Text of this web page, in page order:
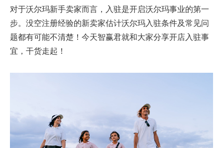
对于沃尔玛新手卖家而言，入驻是开启沃尔玛事业的第一
步。没空注册经验的新卖家估计沃尔玛入驻条件及常见问
题都有可能不清楚！今天智赢君就和大家分享开店入驻事
宜，干货走起！